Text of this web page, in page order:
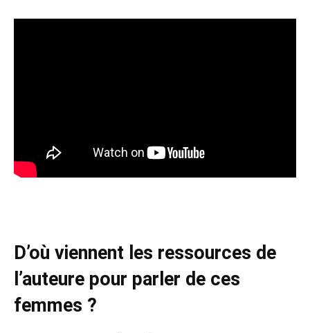
D’où viennent les ressources de
l’auteure pour parler de ces
femmes ?